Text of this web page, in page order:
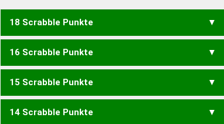
18 Scrabble Punkte
FAUERBACH
16 Scrabble Punkte
BAUFACH
15 Scrabble Punkte
ANFAUCHE FRAUCHEN
14 Scrabble Punkte